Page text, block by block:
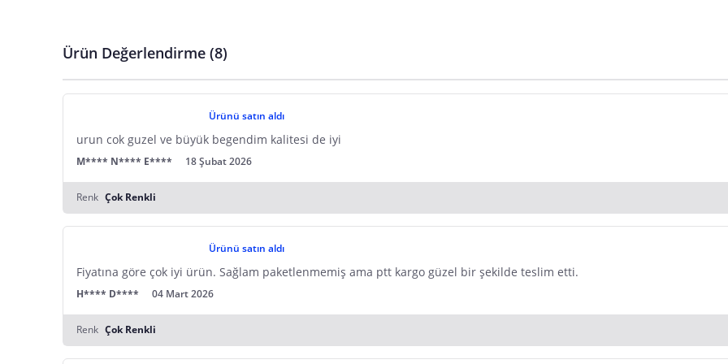
E Posta Adresi
Posta Adresi
E Posta Adresi
Son Kullanma Tarihi
Satıcı bilgi girişi yapmamıştır.
Satıcı bilgi girişi yapmamıştır.
Ürün Değerlendirme (8)
Ürünü satın aldı
urun cok guzel ve büyük begendim kalitesi de iyi
M**** N**** E**** 18 Şubat 2026
Renk Çok Renkli
Ürünü satın aldı
Fiyatına göre çok iyi ürün. Sağlam paketlenmemiş ama ptt kargo güzel bir şekilde teslim etti.
H**** D**** 04 Mart 2026
Renk Çok Renkli